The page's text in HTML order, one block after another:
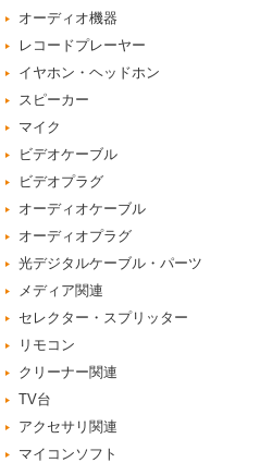
オーディオ機器
レコードプレーヤー
イヤホン・ヘッドホン
スピーカー
マイク
ビデオケーブル
ビデオプラグ
オーディオケーブル
オーディオプラグ
光デジタルケーブル・パーツ
メディア関連
セレクター・スプリッター
リモコン
クリーナー関連
TV台
アクセサリ関連
マイコンソフト